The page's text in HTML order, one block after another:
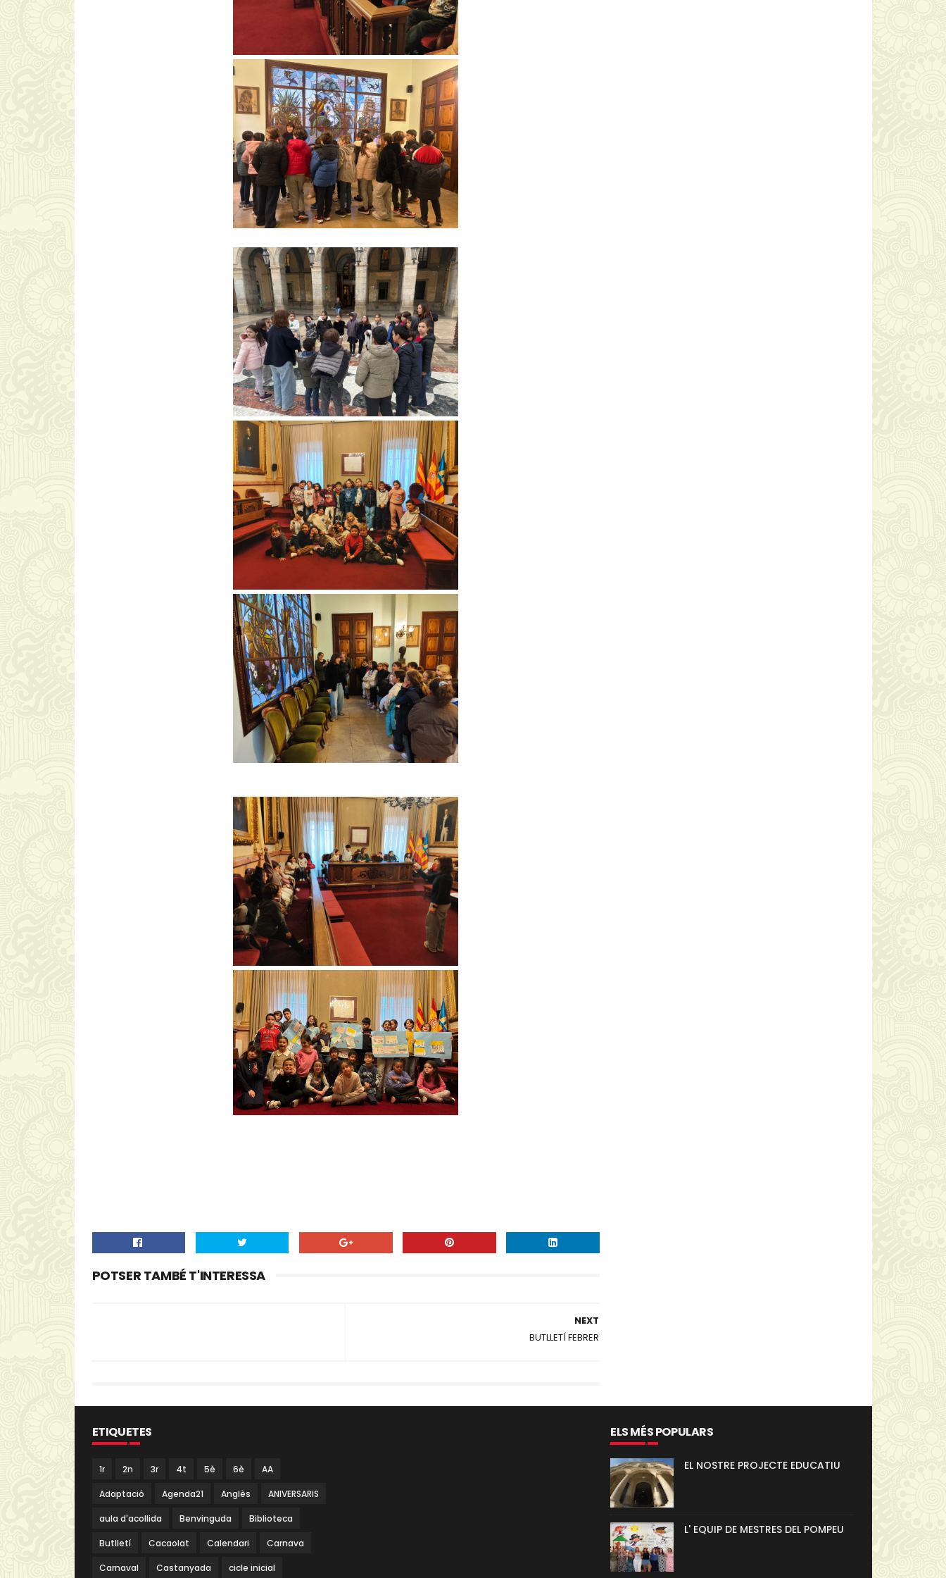
POTSER TAMBÉ T'INTERESSA
NEXT
BUTLLETÍ FEBRER
ETIQUETES
1r 2n 3r 4t 5è 6è AA
Adaptació Agenda21 Anglès ANIVERSARIS
aula d'acollida Benvinguda Biblioteca
Butlletí Cacaolat Calendari Carnava
Carnaval Castanyada cicle inicial
ELS MÉS POPULARS
EL NOSTRE PROJECTE EDUCATIU
L' EQUIP DE MESTRES DEL POMPEU